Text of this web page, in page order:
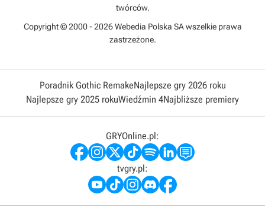
twórców.
Copyright © 2000 - 2026 Webedia Polska SA wszelkie prawa
zastrzeżone.
Poradnik Gothic RemakeNajlepsze gry 2026 roku
Najlepsze gry 2025 rokuWiedźmin 4Najbliższe premiery
GRYOnline.pl:
tvgry.pl: